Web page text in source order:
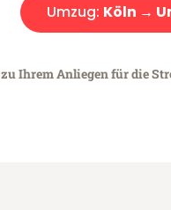
Umzug: Köln →
Ihrem Anliegen für die